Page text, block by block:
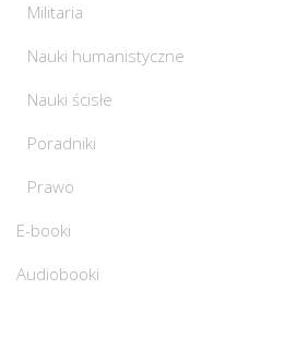
Militaria
Nauki humanistyczne
Nauki ścisłe
Poradniki
Prawo
E-booki
Audiobooki